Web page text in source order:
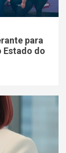
para
Estado do